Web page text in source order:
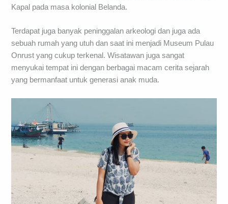
Kapal pada masa kolonial Belanda.
Terdapat juga banyak peninggalan arkeologi dan juga ada
sebuah rumah yang utuh dan saat ini menjadi Museum Pulau
Onrust yang cukup terkenal. Wisatawan juga sangat
menyukai tempat ini dengan berbagai macam cerita sejarah
yang bermanfaat untuk generasi anak muda.